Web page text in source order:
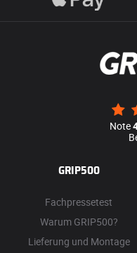
Note
GRIP500
Fachpressetest
Warum GRIP500?
Lieferung und Montage